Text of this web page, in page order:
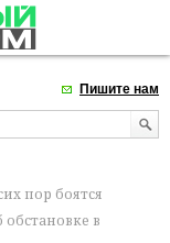
Пишите нам
пор боятся
в